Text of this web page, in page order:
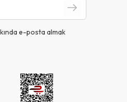
e-posta almak